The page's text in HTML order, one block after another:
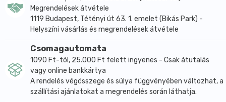
áttekinthető, mert a két fő aktív összetevő pontos
mennyisége egyértelműen meg van adva.
Az összetevők között a szójalecitin, a zselatin, a
szójaolaj, a Ginkgo biloba levélkivonat, a glicerin és a
méhviasz szerepelnek. Az aktív összetevők és a
kapszula egyéb alkotórészei így jól elkülöníthetők. A
termék nettó tömege 42,5 g, kiszerelési egysége 1600
mg x 30 db, ezért a leírásból pontosan látható a
Megrendelések átvétele
1119 Budapest, Tétényi út 63. 1. emelet (Bikás Park) -
Helyszíni vásárlás és megrendelések átvétele
Csomagautomata
1090 Ft-tól, 25.000 Ft felett ingyenes - Csak átutalás
vagy online bankkártya
A rendelés végösszege és súlya függvényében változhat, a
szállítási ajánlatokat a megrendelés során láthatja.